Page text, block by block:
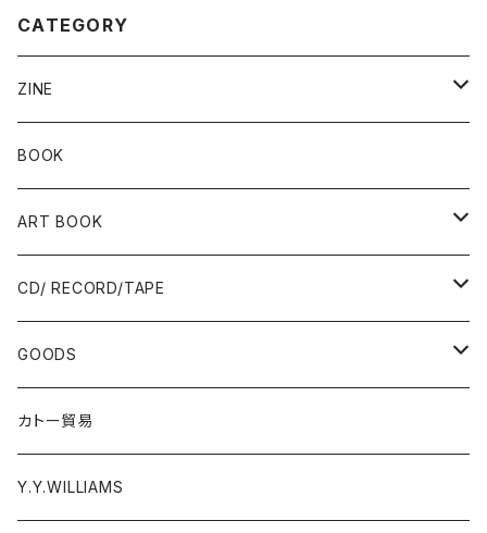
CATEGORY
ZINE
Risograph
Ад-Ra ZINE
ALLISTER LEE
EL ZINE
Gray Window Press
ZENTERPRISE magazine
BOOK
ART BOOK
PUNK / HARDCORE
Photograph
CD/ RECORD/TAPE
CD
RECORD
Cassette Tape
GOODS
T-shirts
Accessories
カトー貿易
Y.Y.WILLIAMS